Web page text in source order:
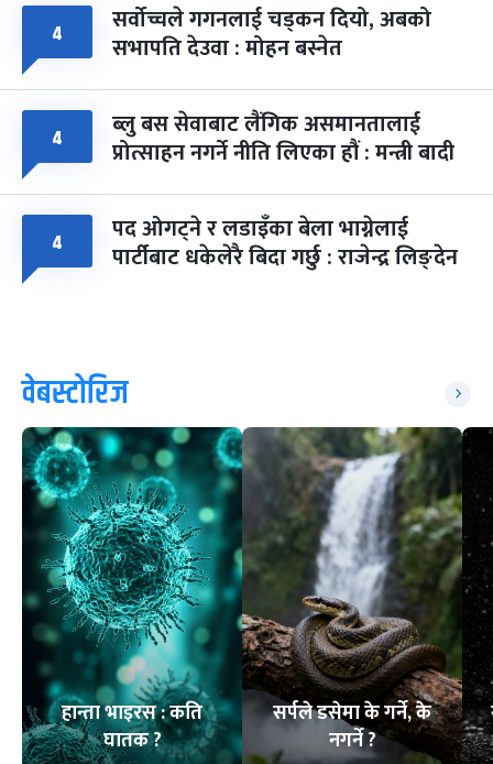
४ सर्वोच्चले गगनलाई चड्कन दियो, अबको
सभापति देउवा : मोहन बस्नेत
४ ब्लु बस सेवाबाट लैंगिक असमानतालाई
प्रोत्साहन नगर्ने नीति लिएका हौं : मन्त्री बादी
४ पद ओगट्ने र लडाइँका बेला भाग्नेलाई
पार्टीबाट धकेलेरै बिदा गर्छु : राजेन्द्र लिङ्देन
वेबस्टोरिज
हान्ता भाइरस : कति
घातक ?
सर्पले डसेमा के गर्ने, के
नगर्ने ?